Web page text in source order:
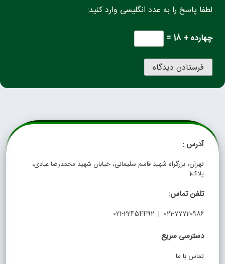
لطفا پاسخ را به عدد انگلیسی وارد کنید:
چهارده + 18 =
آدرس :
تهران، بزرگراه شهید قاسم سلیمانی، خیابان شهید محمدرضا عبادی،
پلاک1
تلفن تماس:
021-77720986 | 021-22454492
دسترسی سریع
تماس با ما